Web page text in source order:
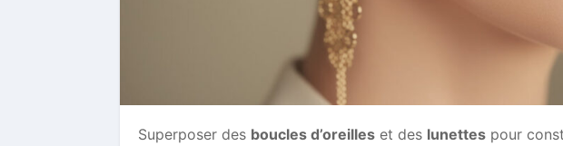
Superposer des boucles d’oreilles et des lunettes pour